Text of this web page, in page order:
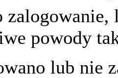
powody
lub nie